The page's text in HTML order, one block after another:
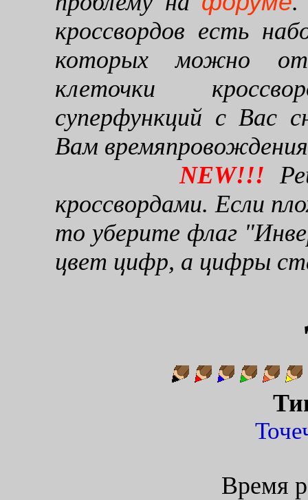
кроссвордов есть
которых можно
клеточки
суперфункций с Вас
Вам
NEW!!!
кроссвордами. Если
то уберите флаг
цвет цифр, а цифры
Время